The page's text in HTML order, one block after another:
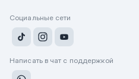
Социальные сети
Написать в чат с поддержкой